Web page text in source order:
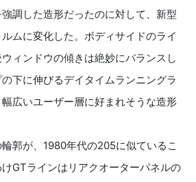
調した造形だったのに対して、新型
ムに変化した。ボディサイドのライ
ィンドウの傾きは絶妙にバランスし
下に伸びるデイタイムランニングラ
広いユーザー層に好まれそうな造形
郭が、1980年代の205に似ているこ
GTラインはリアクオーターパネルの